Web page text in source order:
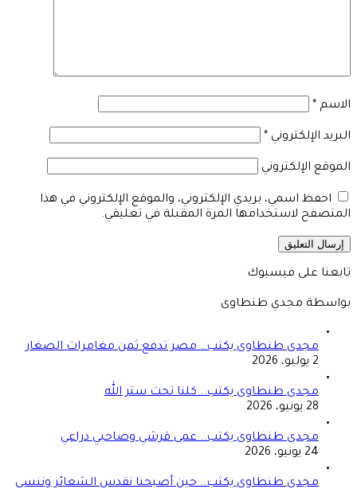
الاسم *
البريد الإلكتروني *
الموقع الإلكتروني
احفظ اسمي، بريدي الإلكتروني، والموقع الإلكتروني في هذا
المتصفح لاستخدامها المرة المقبلة في تعليقي.
تابعنا على فيسبوك
بواسطة مجدي طنطاوى
مجدى طنطاوى يكتب.. مصر تدفع ثمن مغامرات الصغار
2 يوليو، 2026
مجدى طنطاوى يكتب.. كلنا تحت ستر الله
28 يونيو، 2026
مجدى طنطاوى يكتب.. عمى قرشي وصاحبي دراعي
24 يونيو، 2026
مجدى طنطاوى يكتب.. حين أصبحنا نقدس الشعائر وننسى